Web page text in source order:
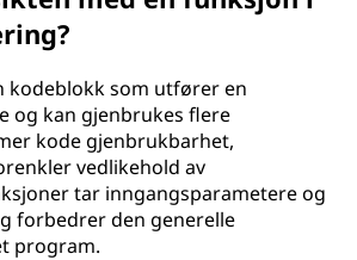
kodeblokk som utfører en
og kan gjenbrukes flere
kode gjenbrukbarhet,
vedlikehold av
tar inngangsparametere og
forbedrer den generelle
program.